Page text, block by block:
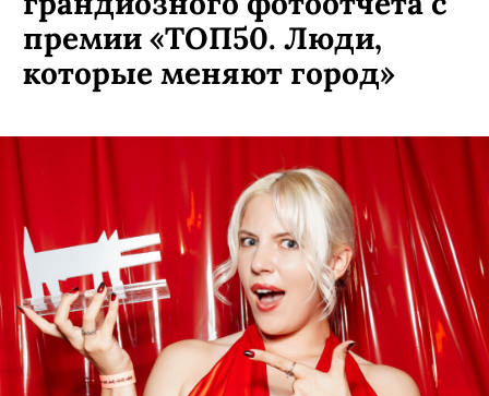
премии «ТОП50. Люди,
которые меняют город»